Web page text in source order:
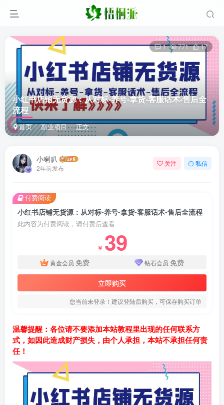
小红书店铺无货源：从对标-养号-拿货-客服话术-售后全
流程
首页 副业项目 正文
1 771 17
小喇叭
2年前发布
关注 私信
小红书店铺无货源：从对标-养号-拿货-客服话术-售后全流程
此内容为付费阅读，请付费后查看
￥ 39
黄金会员 免费 钻石会员 免费
立即购买
您当前未登录！建议登陆后购买，可保存购买订单
付费阅读
温馨提醒：各位请不要添加本站教程里出现的任何联系方
式，如因此造成财产损失，由个人承担，本站不承担任何责
任！